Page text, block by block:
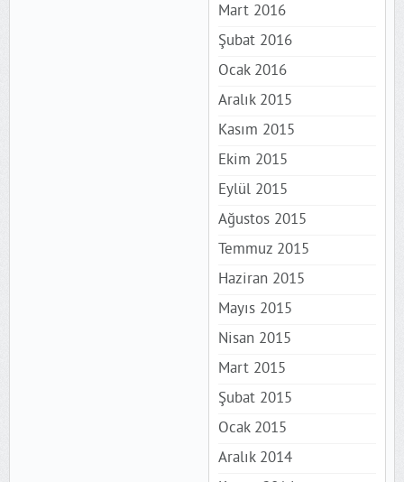
Mart 2016
Şubat 2016
Ocak 2016
Aralık 2015
Kasım 2015
Ekim 2015
Eylül 2015
Ağustos 2015
Temmuz 2015
Haziran 2015
Mayıs 2015
Nisan 2015
Mart 2015
Şubat 2015
Ocak 2015
Aralık 2014